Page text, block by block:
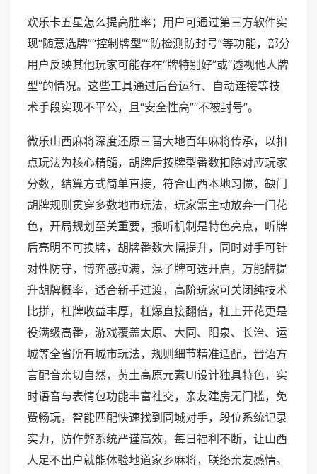
欢乐卡五星怎么提高胜率；用户可通过第三方软件实
现“随意选牌”“控制牌型”“防检测防封号”等功能，部分
用户反映其他玩家可能存在“牌特别好”或“透视他人牌
型”的情况。这些工具通过后台运行、自动连接等技
术手段实现不平公，且“安全性高”“不被封号”。
微乐山西麻将深度还原三晋大地百年麻将传承，以扣
点玩法为核心精髓，胡牌后按牌型番数扣除对应玩家
分数，结算方式简单直接，符合山西本地习惯，缺门
胡牌规则贯穿多数地市玩法，玩家需主动放弃一门花
色，开局规划至关重要，报听机制是特色亮点，听牌
后亮明不可换牌，胡牌番数大幅提升，同时对手可针
对性防守，博弈感拉满，混子牌可选开启，万能牌提
升胡牌概率，适合新手过渡，高阶玩家可关闭纯技术
比拼，杠牌收益丰厚，杠爆直接翻倍，杠上开花更是
役满级高番，游戏覆盖太原、大同、阳泉、长治、运
城等全省所有城市玩法，规则细节精准适配，晋语方
言配音亲切自然，黄土高原元素UI设计独具特色，实
时语音与表情包功能丰富社交，亲友建房无门槛，免
费畅玩，智能匹配快速找到同城对手，段位系统记录
实力，防作弊系统严谨高效，每日福利不断，让山西
人足不出户就能体验地道家乡麻将，联络亲友感情。